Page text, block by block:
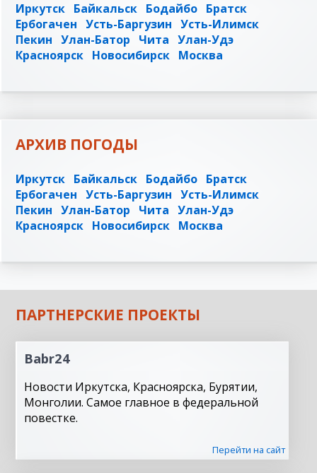
Иркутск Байкальск Бодайбо Братск
Ербогачен Усть-Баргузин Усть-Илимск
Пекин Улан-Батор Чита Улан-Удэ
Красноярск Новосибирск Москва
АРХИВ ПОГОДЫ
Иркутск Байкальск Бодайбо Братск
Ербогачен Усть-Баргузин Усть-Илимск
Пекин Улан-Батор Чита Улан-Удэ
Красноярск Новосибирск Москва
ПАРТНЕРСКИЕ ПРОЕКТЫ
Babr24
Новости Иркутска, Красноярска, Бурятии,
Монголии. Самое главное в федеральной
повестке.
Перейти на сайт